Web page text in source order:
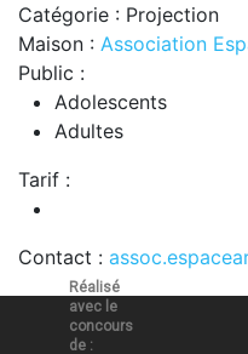
Catégorie : Projection
Maison : Association
Public :
Adolescents
Adultes
Tarif :
Contact :
Réalisé
avec le
concours
de :